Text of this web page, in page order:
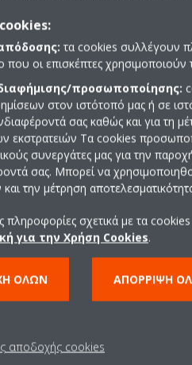
λέβητες συμπύκνωσης
τα cookies συλλέγουν
που οι επισκέπτες χρησιμοποιούν
προσωποποίησης:
στον ιστότοπό μας ή σε
σας καθώς και για τη
εκστρατειών Τα cookies
συνεργάτες μας για την
σας. Μπορεί να
την μέτρηση
πληροφορίες σχετικά με τα
για την Χρήση Cookies.
ΌΛΩΝ ΑΠΌΡΡΙΨΗ
αποδοχής cookies